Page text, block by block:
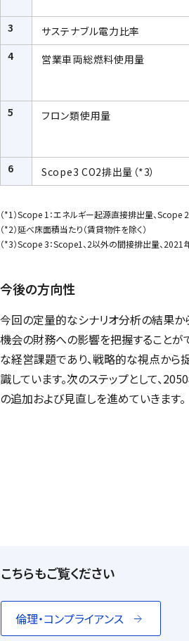
3
サステナブル電力比率
4
営業車両総燃料使用量
5
フロン類使用量
6
Scope3 CO2排出量（*3）
（*1）Scope 1：エネルギー起源直接排出量、Scope
（*2）延べ床面積当たり（賃貸物件を除く）
（*3）Scope3：Scope1、2以外の間接排出量、2021
今後の方向性
今回の定量的なシナリオ分析の結果か
機会の財務への影響を把握することが
な経営課題であり、戦略的な視点から
識しています。次のステップとして、
の追加および見直しを進めていきます。
こちらもご覧ください
倫理・コンプライアンス